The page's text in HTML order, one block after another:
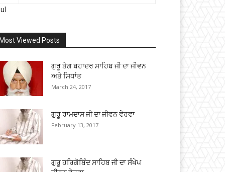
Viewed Posts
ਗੁਰੂ ਤੇਗ ਬਹਾਦਰ ਸਾਹਿਬ ਜੀ ਦਾ ਜੀਵਨ
ਅਤੇ ਸਿਧਾਂਤ
March 24, 2017
ਗੁਰੂ ਰਾਮਦਾਸ ਜੀ ਦਾ ਜੀਵਨ ਵੇਰਵਾ
February 13, 2017
ਗੁਰੂ ਹਰਿਗੋਬਿੰਦ ਸਾਹਿਬ ਜੀ ਦਾ ਸੰਖੇਪ